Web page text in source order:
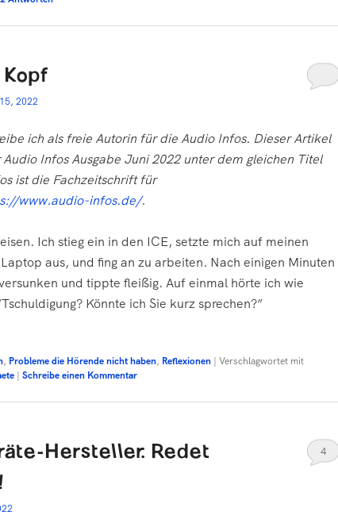
2022
ich als freie Autorin für die Audio Infos. Dieser Artikel
Infos Ausgabe Juni 2022 unter dem gleichen Titel
ist die Fachzeitschrift für
www.audio-infos.de/.
Ich stieg ein in den ICE, setzte mich auf meinen
aus, und fing an zu arbeiten. Nach einigen Minuten
und tippte fleißig. Auf einmal hörte ich wie
Könnte ich Sie kurz sprechen?”
, Probleme die Hörende nicht haben, Reflexionen | Verschlagwortet mit
| Schreibe einen Kommentar
Hersteller: Redet
4